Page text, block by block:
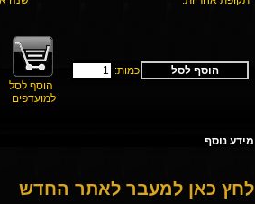
הוסף לסל
כמות:
הוסף לסל
למועדפים
מידע נוסף
לחץ כאן למעבר לאתר החדש